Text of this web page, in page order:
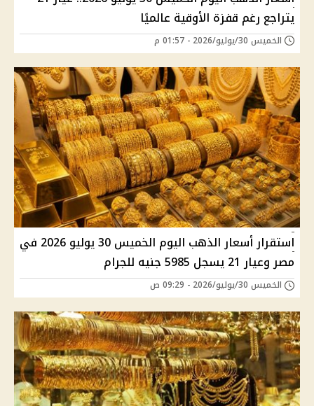
يتراجع رغم قفزة الأوقية عالميًا
الخميس 30/يوليو/2026 - 01:57 م
استقرار أسعار الذهب اليوم الخميس 30 يوليو 2026 في
مصر وعيار 21 يسجل 5985 جنيه للجرام
الخميس 30/يوليو/2026 - 09:29 ص